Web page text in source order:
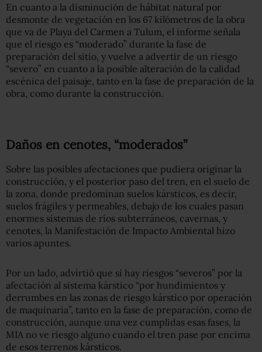
En cuanto a la disminución de hábitat natural por
desmonte de vegetación en los 67 kilómetros de la obra
que va de Playa del Carmen a Tulum, el informe señala
que el riesgo es “moderado” durante la fase de
preparación del sitio, y vuelve a advertir de un riesgo
“severo” en cuanto a la posible alteración de la calidad
escénica del paisaje, tanto en la fase de preparación de la
obra, como durante la construcción.
Daños en cenotes, “moderados”
Sobre las posibles afectaciones que pudiera originar la
construcción, y el posterior paso del tren, en el suelo de
la zona, donde predominan suelos kársticos, es decir,
suelos frágiles y permeables, debajo de los cuales pasan
enormes sistemas de ríos subterráneos, cavernas, y
cenotes, la Manifestación de Impacto Ambiental hizo
varios apuntes.
Por un lado, advirtió que sí hay riesgos “severos” por la
afectación al sistema kárstico “por hundimientos y
derrumbes en las zonas de riesgo kárstico por operación
de maquinaria”, tanto en la fase de preparación, como de
construcción, aunque una vez cumplidas esas fases, la
MIA no ve riesgo alguno cuando el tren pase por encima
de esos terrenos kársticos.